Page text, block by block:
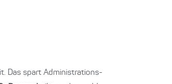
Das spart Administrations-